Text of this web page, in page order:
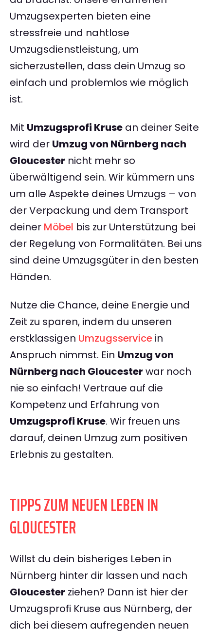
Umzugsexperten bieten eine
stressfreie und nahtlose
Umzugsdienstleistung, um
sicherzustellen, dass dein Umzug so
einfach und problemlos wie möglich
ist.
Mit Umzugsprofi Kruse an deiner Seite
wird der Umzug von Nürnberg nach
Gloucester nicht mehr so
überwältigend sein. Wir kümmern uns
um alle Aspekte deines Umzugs – von
der Verpackung und dem Transport
deiner Möbel bis zur Unterstützung bei
der Regelung von Formalitäten. Bei uns
sind deine Umzugsgüter in den besten
Händen.
Nutze die Chance, deine Energie und
Zeit zu sparen, indem du unseren
erstklassigen Umzugsservice in
Anspruch nimmst. Ein Umzug von
Nürnberg nach Gloucester war noch
nie so einfach! Vertraue auf die
Kompetenz und Erfahrung von
Umzugsprofi Kruse. Wir freuen uns
darauf, deinen Umzug zum positiven
Erlebnis zu gestalten.
TIPPS ZUM NEUEN LEBEN IN
GLOUCESTER
Willst du dein bisheriges Leben in
Nürnberg hinter dir lassen und nach
Gloucester ziehen? Dann ist hier der
Umzugsprofi Kruse aus Nürnberg, der
dich bei diesem aufregenden neuen